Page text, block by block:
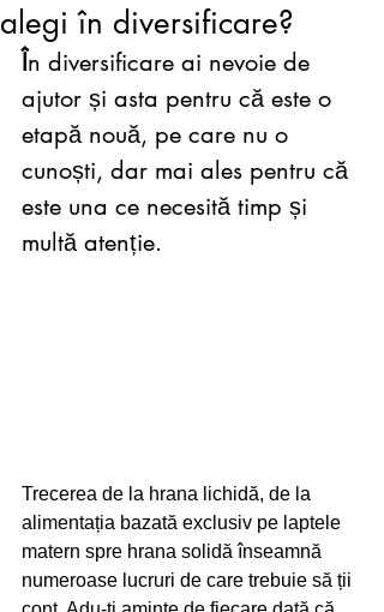
alegi în diversificare?
În diversificare ai nevoie de
ajutor și asta pentru că este o
etapă nouă, pe care nu o
cunoști, dar mai ales pentru că
este una ce necesită timp și
multă atenție.
Trecerea de la hrana lichidă, de la
alimentația bazată exclusiv pe laptele
matern spre hrana solidă înseamnă
numeroase lucruri de care trebuie să ții